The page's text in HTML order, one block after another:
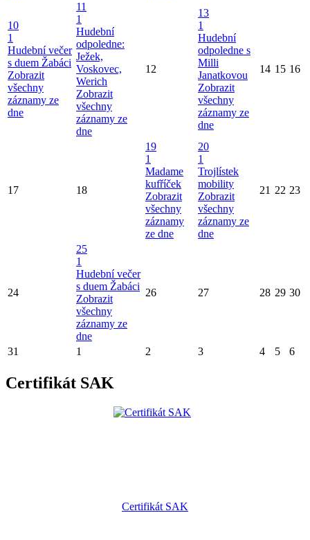
10
1
Hudební večer
s duem Žabáci
Zobrazit
všechny
záznamy ze
dne
11
1
Hudební
odpoledne:
Ježek,
Voskovec,
Werich
Zobrazit
všechny
záznamy ze
dne
12
13
1
Hudební
odpoledne s
Milli
Janatkovou
Zobrazit
všechny
záznamy ze
dne
14 15 16
17 18
19
1
Madame
kufříček
Zobrazit
všechny
záznamy
ze dne
20
1
Trojlístek
mobility
Zobrazit
všechny
záznamy ze
dne
21 22 23
24
25
1
Hudební večer
s duem Žabáci
Zobrazit
všechny
záznamy ze
dne
26 27 28 29 30
31 1 2 3 4 5 6
Certifikát SAK
Certifikát SAK